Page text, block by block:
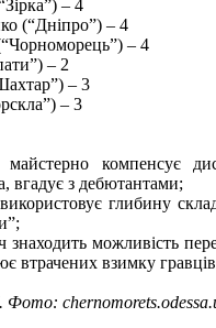
– 4
(“Дніпро”) – 4
– 4
– 2
– 3
– 3
компенсує
вгадує з дебютантами;
глибину
можливість
втрачених взимку